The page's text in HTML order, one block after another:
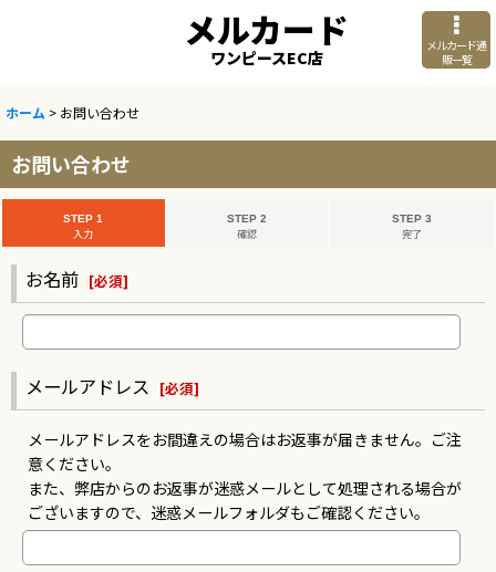
メルカード
ワンピースEC店
メルカード通
販一覧
ホーム > お問い合わせ
お問い合わせ
STEP 1
入力
STEP 2
確認
STEP 3
完了
お名前 [必須]
メールアドレス [必須]
メールアドレスをお間違えの場合はお返事が届きません。ご注
意ください。
また、弊店からのお返事が迷惑メールとして処理される場合が
ございますので、迷惑メールフォルダもご確認ください。